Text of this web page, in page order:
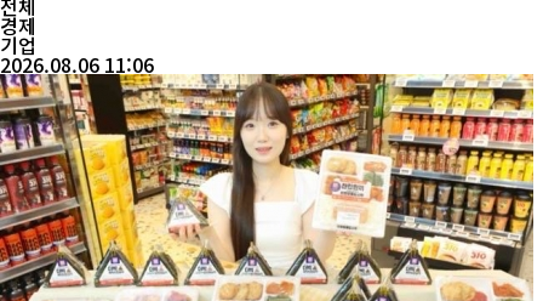
전체
경제
기업
2026.08.06 11:06